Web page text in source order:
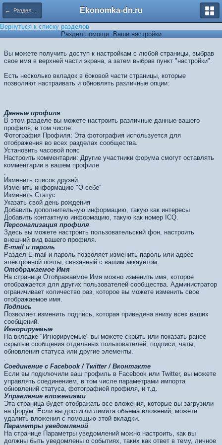
← Разделы помощи Ekonomka-dn.ru
Вернуться к списку разделов
Раздел помощи: Ваши настройки
Вы можете получить доступ к настройкам с любой страницы, выбрав
свое имя в верхней части экрана, а затем выбрав пункт "настройки".
Есть несколько вкладок в боковой части страницы, которые
позволяют настраивать и обновлять различные опции:
Данные профиля
В этом разделе вы можете настроить различные данные вашего
профиля, в том числе:
Фотография Профиля: Эта фотография используется для
отображения во всех разделах сообщества.
Установить часовой пояс
Настроить комментарии: Другие участники форума смогут оставлять
комментарии в вашем профиле
.
Изменить список друзей.
Изменить информацию "О себе"
Изменить Статус
Указать свой день рождения
Добавить дополнительную информацию, такую как интересы
Добавить контактную информацию, такую ​​как номер ICQ.
Персонализация профиля
Здесь вы можете настроить пользовательский фон, настроить
внешний вид вашего профиля.
E-mail и пароль
Раздел E-mail и пароль позволяет изменить пароль или адрес
электронной почты, связанный с вашим аккаунтом.
Отображаемое Имя
На странице Отображаемое Имя можно изменить имя, которое
отображается для других пользователей сообщества. Администратор
ограничивает количество раз, которое вы можете изменить свое
отображаемое имя.
Подпись
Позволяет изменить подпись, которая приведена внизу всех ваших
сообщений.
Игнорируемые
На вкладке "Игнорируемые" вы можете скрыть или показать ранее
скрытые сообщения отдельных пользователей, подписи, чаты,
обновления статуса или другие элементы.
.
Соединение с Facebook / Twitter / Вконтакте
Если вы подключили ваш профиль в Facebook или Twitter, вы можете
управлять соединением, в том числе параметрами импорта
обновлений статуса, фотографией профиля, и т.д.
Управление вложениями
Эта страница будет отображать все вложения, которые вы загрузили
на форум. Если вы достигли лимита объема вложений, можете
удалить вложения с помощью этой вкладки.
Параметры уведомлений
На странице Параметры уведомлений можно настроить, как вы
должны быть уведомлены о событиях, таких как ответ в тему, личное